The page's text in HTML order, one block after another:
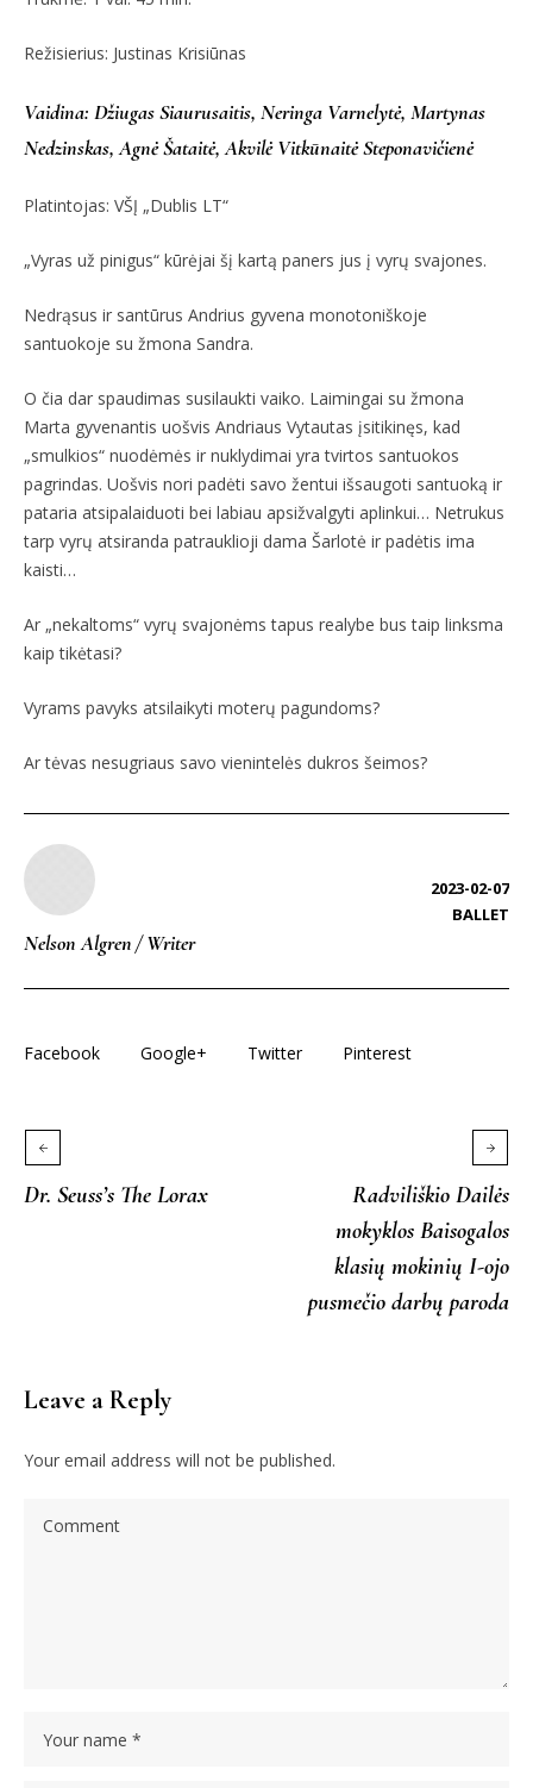
Režisierius: Justinas Krisiūnas
Vaidina: Džiugas Siaurusaitis, Neringa Varnelytė, Martynas
Nedzinskas, Agnė Šataitė, Akvilė Vitkūnaitė Steponavičienė
Platintojas: VŠĮ „Dublis LT“
„Vyras už pinigus“ kūrėjai šį kartą paners jus į vyrų svajones.
Nedrąsus ir santūrus Andrius gyvena monotoniškoje
santuokoje su žmona Sandra.
O čia dar spaudimas susilaukti vaiko. Laimingai su žmona
Marta gyvenantis uošvis Andriaus Vytautas įsitikinęs, kad
„smulkios“ nuodėmės ir nuklydimai yra tvirtos santuokos
pagrindas. Uošvis nori padėti savo žentui išsaugoti santuoką ir
pataria atsipalaiduoti bei labiau apsižvalgyti aplinkui… Netrukus
tarp vyrų atsiranda patrauklioji dama Šarlotė ir padėtis ima
kaisti…
Ar „nekaltoms“ vyrų svajonėms tapus realybe bus taip linksma
kaip tikėtasi?
Vyrams pavyks atsilaikyti moterų pagundoms?
Ar tėvas nesugriaus savo vienintelės dukros šeimos?
Nelson Algren/Writer
2023-02-07
BALLET
Facebook Google+ Twitter Pinterest
Dr. Seuss’s The Lorax
Radviliškio Dailės
mokyklos Baisogalos
klasių mokinių I-ojo
pusmečio darbų paroda
Leave a Reply
Your email address will not be published.